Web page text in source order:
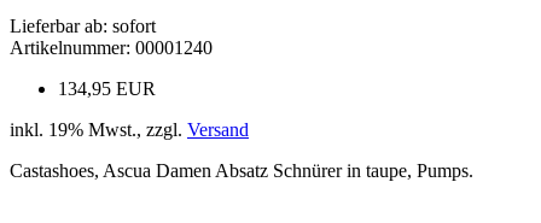
Lieferbar ab: sofort
Artikelnummer: 00001240
134,95 EUR
inkl. 19% Mwst., zzgl. Versand
Castashoes, Ascua Damen Absatz Schnürer in taupe, Pumps.